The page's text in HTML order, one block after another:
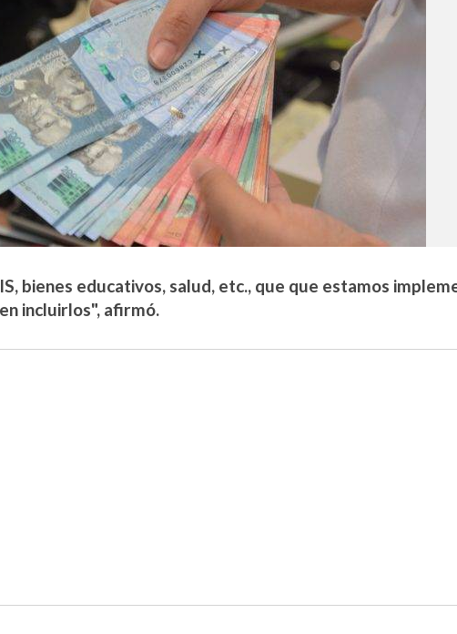
bienes educativos, salud, etc., que que estamos
incluirlos", afirmó.